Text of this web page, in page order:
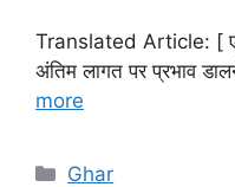
Translated Article: [
अंतिम लागत पर प्रभाव
more
Categories
Ghar